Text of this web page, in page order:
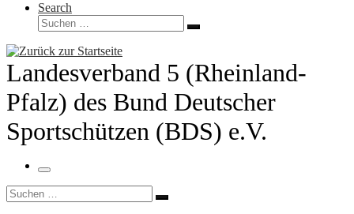
Search
Suche
Suchen …
Landesverband 5 (Rheinland-
Pfalz) des Bund Deutscher
Sportschützen (BDS) e.V.
Menü
Suche
Suchen …